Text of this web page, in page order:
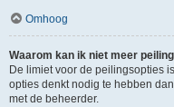
Omhoog
Waarom kan ik niet meer
De limiet voor de peilingsopties
opties denkt nodig te hebben
met de beheerder.